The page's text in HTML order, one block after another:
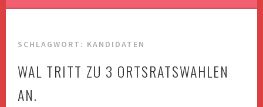
SCHLAGWORT: KANDIDATEN
WAL TRITT ZU 3 ORTSRATSWAHLEN
AN.